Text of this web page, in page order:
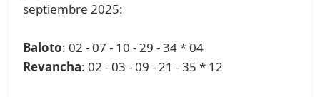
septiembre 2025:
Baloto: 02 - 07 - 10 - 29 - 34 * 04
Revancha: 02 - 03 - 09 - 21 - 35 * 12